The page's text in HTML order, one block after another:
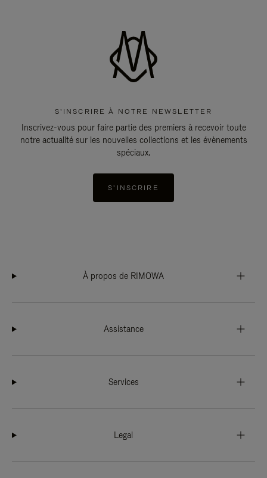
S'INSCRIRE À NOTRE NEWSLETTER
Inscrivez-vous pour faire partie des premiers à recevoir toute
notre actualité sur les nouvelles collections et les évènements
spéciaux.
S'INSCRIRE
À propos de RIMOWA
Assistance
Services
Legal